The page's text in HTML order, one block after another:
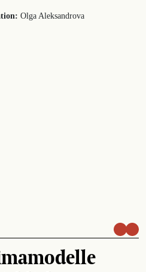
Olga Aleksandrova